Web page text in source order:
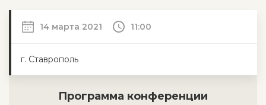
14 марта 2021 11:00
г. Ставрополь
Программа конференции